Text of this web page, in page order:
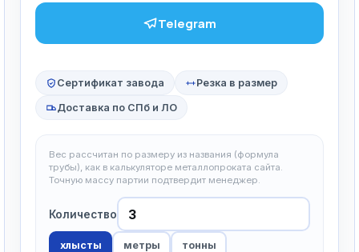
Telegram
Сертификат завода Резка в размер
Доставка по СПб и ЛО
Вес рассчитан по размеру из названия (формула
трубы), как в калькуляторе металлопроката сайта.
Точную массу партии подтвердит менеджер.
Количество
хлысты метры тонны